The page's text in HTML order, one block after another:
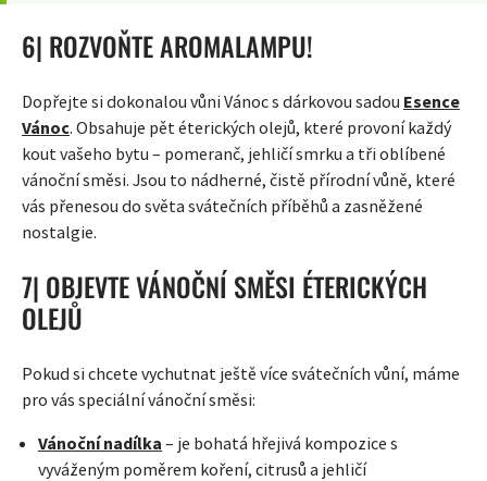
6| ROZVOŇTE AROMALAMPU!
Dopřejte si dokonalou vůni Vánoc s dárkovou sadou Esence
Vánoc. Obsahuje pět éterických olejů, které provoní každý
kout vašeho bytu – pomeranč, jehličí smrku a tři oblíbené
vánoční směsi. Jsou to nádherné, čistě přírodní vůně, které
vás přenesou do světa svátečních příběhů a zasněžené
nostalgie.
7| OBJEVTE VÁNOČNÍ SMĚSI ÉTERICKÝCH
OLEJŮ
Pokud si chcete vychutnat ještě více svátečních vůní, máme
pro vás speciální vánoční směsi:
Vánoční nadílka – je bohatá hřejivá kompozice s
vyváženým poměrem koření, citrusů a jehličí